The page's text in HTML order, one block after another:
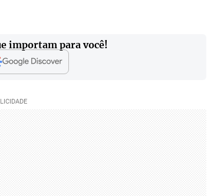
importam para você!